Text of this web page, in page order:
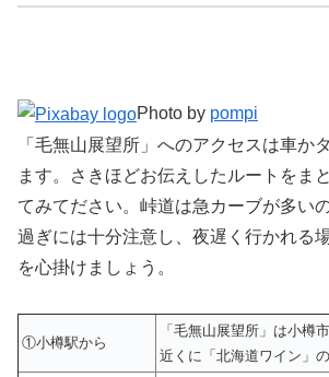
Photo by pompi
「毛無山展望所」へのアクセスは車か
ます。さきほどお伝えしたルートをま
てみてださい。峠道は急カーブが多い
過ぎには十分注意し、夜遅く行かれる
を心掛けましょう。
①小樽駅から
「毛無山展望所」は小樽
近くに「北海道ワイン」